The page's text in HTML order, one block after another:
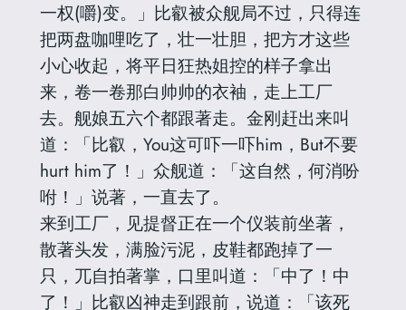
一权(嚼)变。」比叡被众舰局不过，只得连
把两盘咖哩吃了，壮一壮胆，把方才这些
小心收起，将平日狂热姐控的样子拿出
来，卷一卷那白帅帅的衣袖，走上工厂
去。舰娘五六个都跟著走。金刚赶出来叫
道：「比叡，You这可吓一吓him，But不要
hurt him了！」众舰道：「这自然，何消吩
咐！」说著，一直去了。
来到工厂，见提督正在一个仪装前坐著，
散著头发，满脸污泥，皮鞋都跑掉了一
只，兀自拍著掌，口里叫道：「中了！中
了！」比叡凶神走到跟前，说道：「该死